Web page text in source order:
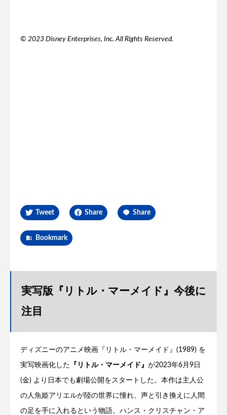
© 2023 Disney Enterprises, Inc. All Rights Reserved.
Tweet Share Share
Bookmark
実写版『リトル・マーメイド』今後に
注目
ディズニーのアニメ映画『リトル・マーメイド』(1989) を
実写映画化した 『リトル・マーメイド』 が2023年6月9日
(金) より日本でも劇場公開をスタートした。本作は主人公
の人魚姫アリエルが陸の世界に憧れ、声と引き換えに人間
の足を手に入れるという物語。ハンス・クリスチャン・ア